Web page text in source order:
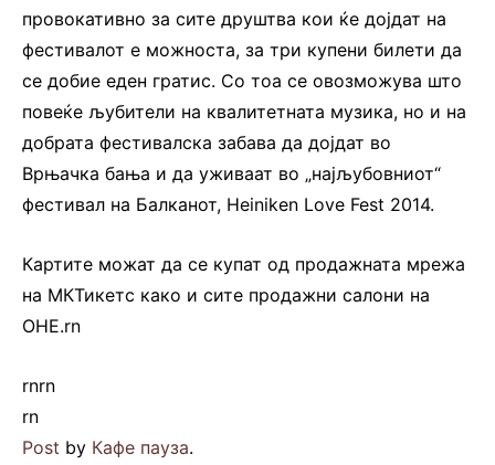
провокативно за сите друштва кои ќе дојдат на
фестивалот е можноста, за три купени билети да
се добие еден гратис. Со тоа се овозможува што
повеќе љубители на квалитетната музика, но и на
добрата фестивалска забава да дојдат во
Врњачка бања и да уживаат во „најљубовниот“
фестивал на Балканот, Heiniken Love Fest 2014.
Картите можат да се купат од продажната мрежа
на МКТикетс како и сите продажни салони на
ОНЕ.rn
rnrn
rn
Post by Кафе пауза.